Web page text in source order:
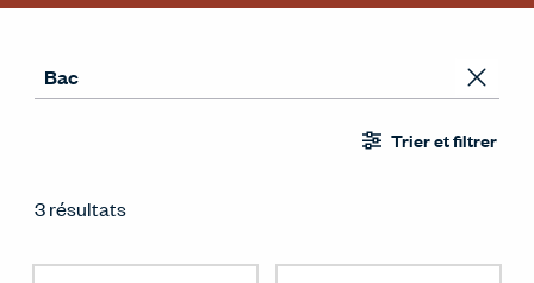
Trier et filtrer
3 résultats